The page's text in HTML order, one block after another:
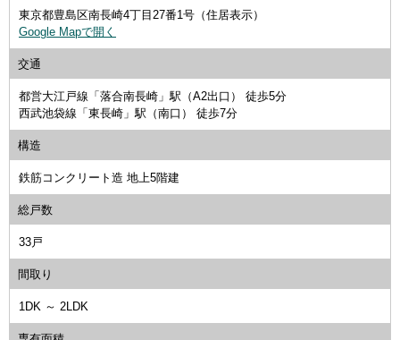
東京都豊島区南長崎4丁目27番1号（住居表示）
Google Mapで開く
交通
都営大江戸線「落合南長崎」駅（A2出口） 徒歩5分
西武池袋線「東長崎」駅（南口） 徒歩7分
構造
鉄筋コンクリート造 地上5階建
総戸数
33戸
間取り
1DK ～ 2LDK